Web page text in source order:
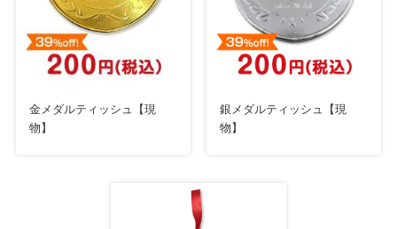
金メダルティッシュ【現
物】
銀メダルティッシュ【現
物】